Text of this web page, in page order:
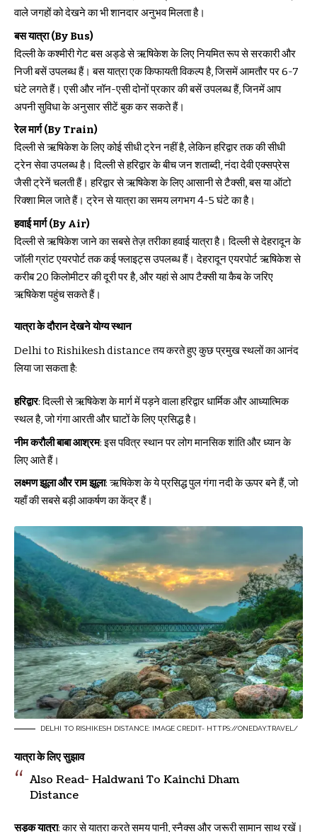
वाले जगहों को देखने का भी शानदार अनुभव मिलता है।
बस यात्रा (By Bus)
दिल्ली के कश्मीरी गेट बस अड्डे से ऋषिकेश के लिए नियमित रूप से सरकारी और
निजी बसें उपलब्ध हैं। बस यात्रा एक किफायती विकल्प है, जिसमें आमतौर पर 6-7
घंटे लगते हैं। एसी और नॉन-एसी दोनों प्रकार की बसें उपलब्ध हैं, जिनमें आप
अपनी सुविधा के अनुसार सीटें बुक कर सकते हैं।
रेल मार्ग (By Train)
दिल्ली से ऋषिकेश के लिए कोई सीधी ट्रेन नहीं है, लेकिन हरिद्वार तक की सीधी
ट्रेन सेवा उपलब्ध है। दिल्ली से हरिद्वार के बीच जन शताब्दी, नंदा देवी एक्सप्रेस
जैसी ट्रेनें चलती हैं। हरिद्वार से ऋषिकेश के लिए आसानी से टैक्सी, बस या ऑटो
रिक्शा मिल जाते हैं। ट्रेन से यात्रा का समय लगभग 4-5 घंटे का है।
हवाई मार्ग (By Air)
दिल्ली से ऋषिकेश जाने का सबसे तेज़ तरीका हवाई यात्रा है। दिल्ली से देहरादून के
जॉली ग्रांट एयरपोर्ट तक कई फ्लाइट्स उपलब्ध हैं। देहरादून एयरपोर्ट ऋषिकेश से
करीब 20 किलोमीटर की दूरी पर है, और यहां से आप टैक्सी या कैब के जरिए
ऋषिकेश पहुंच सकते हैं।
यात्रा के दौरान देखने योग्य स्थान
Delhi to Rishikesh distanceतय करते हुए कुछ प्रमुख स्थलों का आनंद
लिया जा सकता है:
हरिद्वार: दिल्ली से ऋषिकेश के मार्ग में पड़ने वाला हरिद्वार धार्मिक और आध्यात्मिक
स्थल है, जो गंगा आरती और घाटों के लिए प्रसिद्ध है।
नीम करौली बाबा आश्रम: इस पवित्र स्थान पर लोग मानसिक शांति और ध्यान के
लिए आते हैं।
लक्ष्मण झूला और राम झूला: ऋषिकेश के ये प्रसिद्ध पुल गंगा नदी के ऊपर बने हैं, जो
यहाँ की सबसे बड़ी आकर्षण का केंद्र हैं।
DELHI TO RISHIKESH DISTANCE: IMAGE CREDIT- HTTPS://ONEDAY.TRAVEL/
यात्रा के लिए सुझाव
Also Read-Haldwani To Kainchi Dham
Distance
सड़क यात्रा: कार से यात्रा करते समय पानी, स्नैक्स और जरूरी सामान साथ रखें।